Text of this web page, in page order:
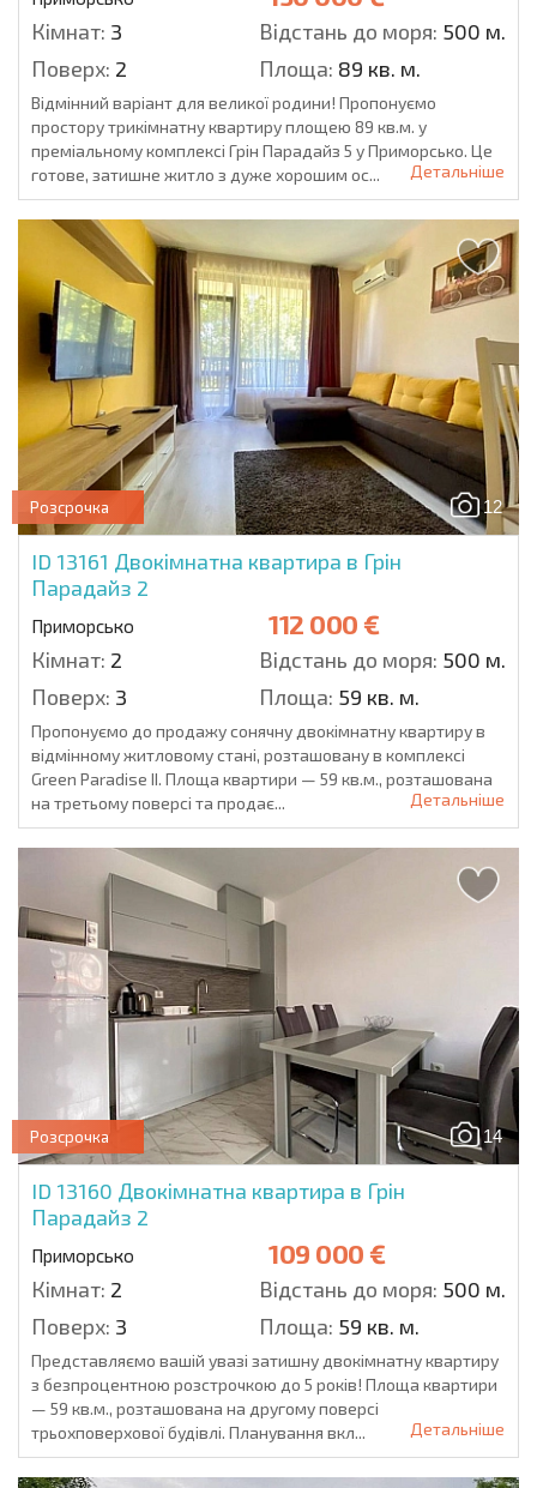
Кімнат: 3 Відстань до моря: 500 м.
Поверх: 2 Площа: 89 кв. м.
Відмінний варіант для великої родини! Пропонуємо
простору трикімнатну квартиру площею 89 кв.м. у
преміальному комплексі Грін Парадайз 5 у Приморсько. Це
готове, затишне житло з дуже хорошим ос...
Детальніше
12
Розсрочка
ID 13161 Двокімнатна квартира в Грін
Парадайз 2
Приморсько 112 000 €
Кімнат: 2 Відстань до моря: 500 м.
Поверх: 3 Площа: 59 кв. м.
Пропонуємо до продажу сонячну двокімнатну квартиру в
відмінному житловому стані, розташовану в комплексі
Green Paradise II. Площа квартири — 59 кв.м., розташована
на третьому поверсі та продає...
Детальніше
14
Розсрочка
ID 13160 Двокімнатна квартира в Грін
Парадайз 2
Приморсько 109 000 €
Кімнат: 2 Відстань до моря: 500 м.
Поверх: 3 Площа: 59 кв. м.
Представляємо вашій увазі затишну двокімнатну квартиру
з безпроцентною розстрочкою до 5 років! Площа квартири
— 59 кв.м., розташована на другому поверсі
трьохповерхової будівлі. Планування вкл...
Детальніше